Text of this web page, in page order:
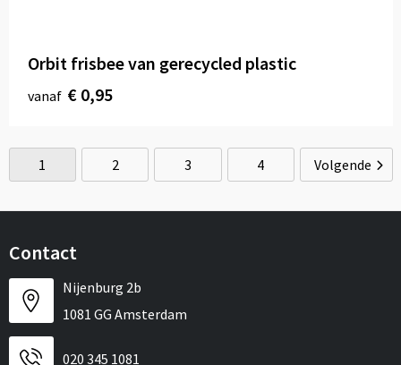
Orbit frisbee van gerecycled plastic
vanaf € 0,95
1 2 3 4 Volgende
Contact
Nijenburg 2b
1081 GG Amsterdam
020 345 1081